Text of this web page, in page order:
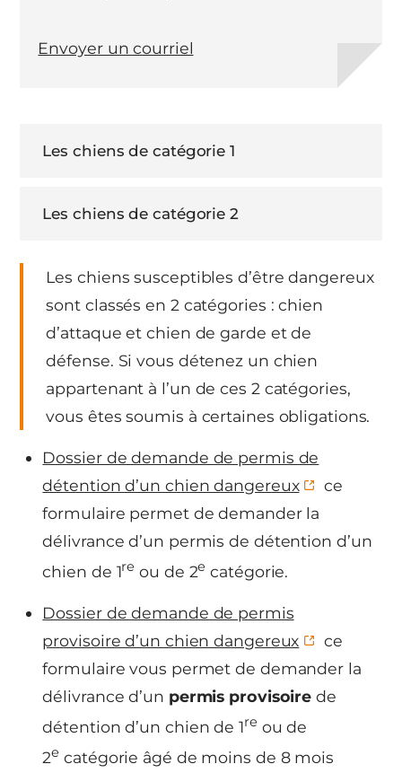
Les chiens susceptibles d’être dangereux
sont classés en 2 catégories : chien
d’attaque et chien de garde et de
défense. Si vous détenez un chien
appartenant à l’un de ces 2 catégories,
vous êtes soumis à certaines obligations.
Dossier de demande de permis de
détention d’un chien dangereux
ce
formulaire permet de demander la
délivrance d’un permis de détention d’un
chien de 1re ou de 2e catégorie.
Dossier de demande de permis
provisoire d’un chien dangereux
ce
formulaire vous permet de demander la
délivrance d’un permis provisoire de
détention d’un chien de 1re ou de
2e catégorie âgé de moins de 8 mois
Envoyer un courriel
Les chiens de catégorie 1
Les chiens de catégorie 2